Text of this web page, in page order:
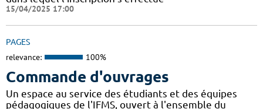
15/04/2025 17:00
PAGES
relevance: 100%
Commande d'ouvrages
Un espace au service des étudiants et des équipes
pédagogiques de l'IFMS, ouvert à l'ensemble du